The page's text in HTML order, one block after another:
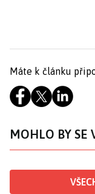
Máte k článku
MOHLO BY SE